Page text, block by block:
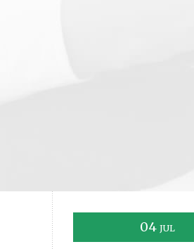
04 JUL